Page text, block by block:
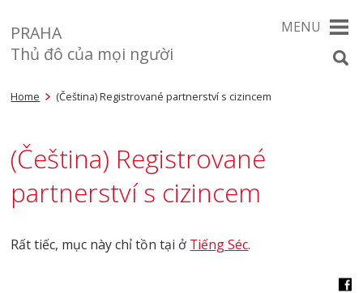
PRAHA
Thủ đô của mọi người
MENU
Home (Čeština) Registrované partnerství s cizincem
(Čeština) Registrované
partnerství s cizincem
Rất tiếc, mục này chỉ tồn tại ở Tiếng Séc.